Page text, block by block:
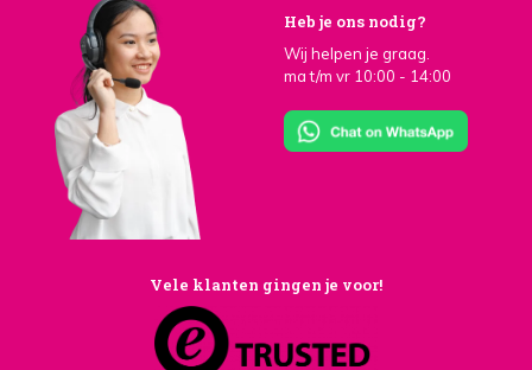
Heb je ons nodig?
Wij helpen je graag.
ma t/m vr 10:00 - 14:00
Vele klanten gingen je voor!